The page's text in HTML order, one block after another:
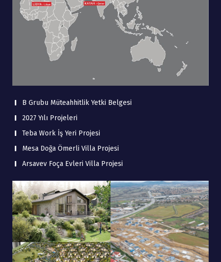
B Grubu Müteahhitlik Yetki Belgesi
2027 Yılı Projeleri
Teba Work İş Yeri Projesi
Mesa Doğa Ömerli Villa Projesi
Arsavev Foça Evleri Villa Projesi